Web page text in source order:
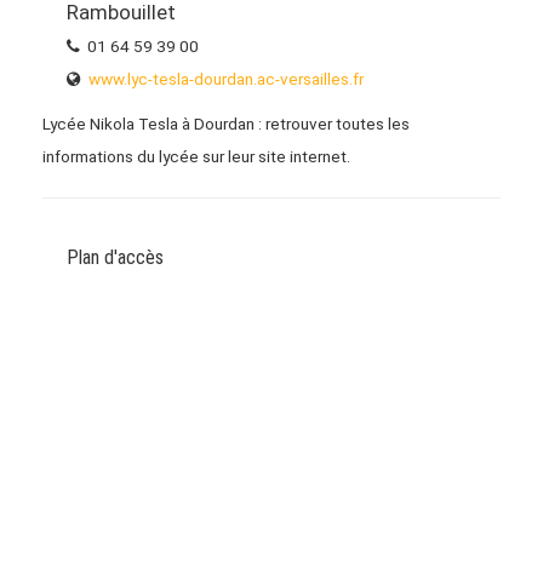
Rambouillet
01 64 59 39 00
www.lyc-tesla-dourdan.ac-versailles.fr
Lycée Nikola Tesla à Dourdan : retrouver toutes les
informations du lycée sur leur site internet.
Plan d'accès